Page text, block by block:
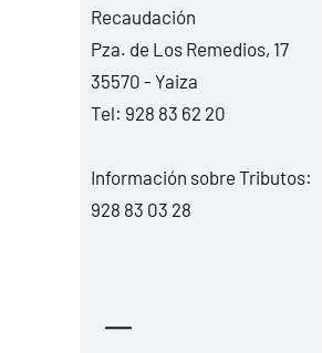
Recaudación
Pza. de Los Remedios, 17
35570 - Yaiza
Tel: 928 83 62 20
Información sobre Tributos:
928 83 03 28
—